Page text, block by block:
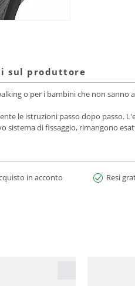
sul produttore
o per i bambini che non sanno
le istruzioni passo dopo passo.
sistema di fissaggio, rimangono
in acconto Resi